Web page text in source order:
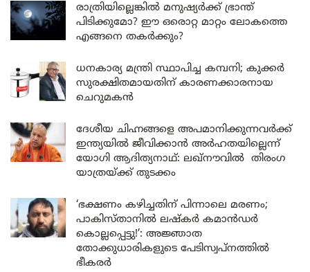
രാത്രിയില്ലെങ്കിൽ മനുഷ്യർക്ക് ഭ്രാന്ത്
പിടിക്കുമോ? ഈ ഒരൊറ്റ മാറ്റം ലോകത്തെ
എങ്ങനെ തകർക്കും?
ധനകാര്യ മന്ത്രി സ്ഥാപിച്ച കമ്പനി; കുക്കർ
സുരക്ഷിതമായതിന് കാരണക്കാരനായ
ചെറുമകൻ
ദേശീയ ചിഹ്നങ്ങളെ അപമാനിക്കുന്നവർക്ക്
ഇന്ത്യയിൽ ജീവിക്കാൻ അർഹതയില്ലെന്ന്
യോഗി ആദിത്യനാഥ്: ലഖ്‌നൗവിൽ തിരംഗ
യാത്രയ്ക്ക് തുടക്കം
‘ഭക്ഷണം കഴിച്ചതിന് പിന്നാലെ മരണം;
പാകിസ്താനിൽ ലഷ്കർ കമാൻഡർ
കൊല്ലപ്പെട്ടു!’: അജ്ഞാത
തോക്കുധാരികളുടെ പേടിസ്വപ്നത്തിൽ
ഭീകരർ